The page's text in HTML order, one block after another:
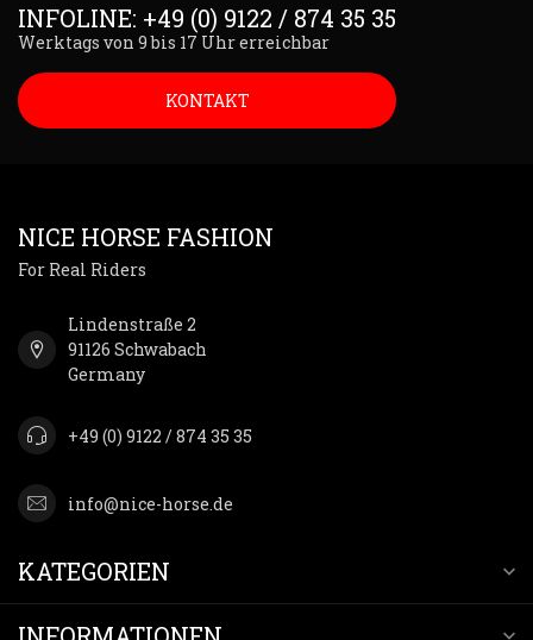
INFOLINE: +49 (0) 9122 / 874 35 35
Werktags von 9 bis 17 Uhr erreichbar
KONTAKT
NICE HORSE FASHION
For Real Riders
Lindenstraße 2
91126 Schwabach
Germany
+49 (0) 9122 / 874 35 35
info@nice-horse.de
KATEGORIEN